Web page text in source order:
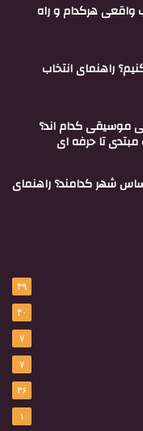
واقعی هرکدام و راه
راهنمای انتخاب
موسیقی کدام اند؟
تا حرفه ای
شهر کدامند؟ راهنمای
۴۹
۴۰
۷
۷
۳۶
۱